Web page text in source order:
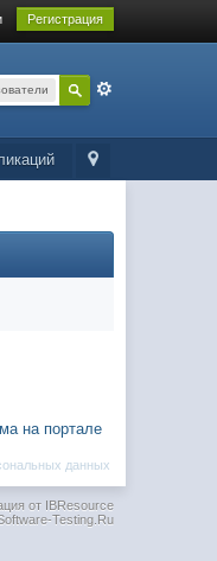
Регистрация
на портале
данных
от IBResource
Testing.Ru